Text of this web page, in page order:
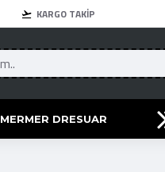
KARGO TAKIP
MERMER DRESUAR